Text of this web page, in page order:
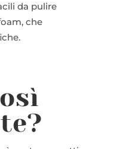
da pulire
che